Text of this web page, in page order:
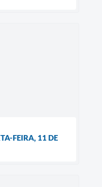
FEIRA, 11 DE